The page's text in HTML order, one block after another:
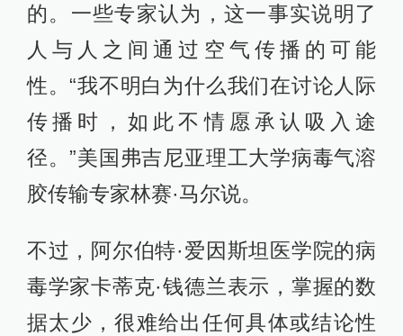
的。一些专家认为，这一事实说明了
人与人之间通过空气传播的可能
性。“我不明白为什么我们在讨论人际
传播时，如此不情愿承认吸入途
径。”美国弗吉尼亚理工大学病毒气溶
胶传输专家林赛·马尔说。
不过，阿尔伯特·爱因斯坦医学院的病
毒学家卡蒂克·钱德兰表示，掌握的数
据太少，很难给出任何具体或结论性